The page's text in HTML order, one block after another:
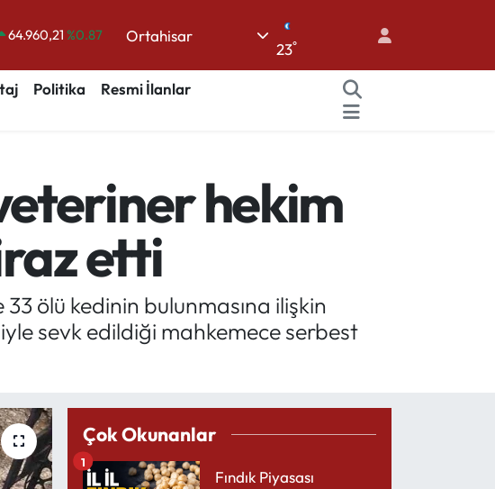
47,7436%0.18
55,2510%0.32
Ortahisar
23°
Politika
Resmi İlanlar
hekim
etti
ölü kedinin bulunmasına ilişkin
sevk edildiği mahkemece serbest
Çok Okunanlar
Fındık Piyasası
1